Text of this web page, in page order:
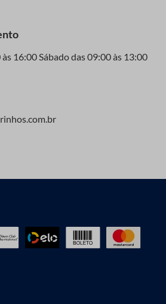
16:00 Sábado das 09:00 às 13:00